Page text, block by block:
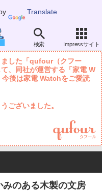
Translate
検索 Impressサイト
季節イベント
した「qufour（クフー
、同社が運営する「家電 W
後は家電 Watchをご愛読
ございました。
のある木製の文房